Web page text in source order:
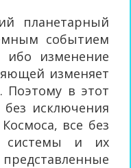
планетарный
событием
ибо изменение
изменяет
Поэтому в этот
исключения
все без
системы и их